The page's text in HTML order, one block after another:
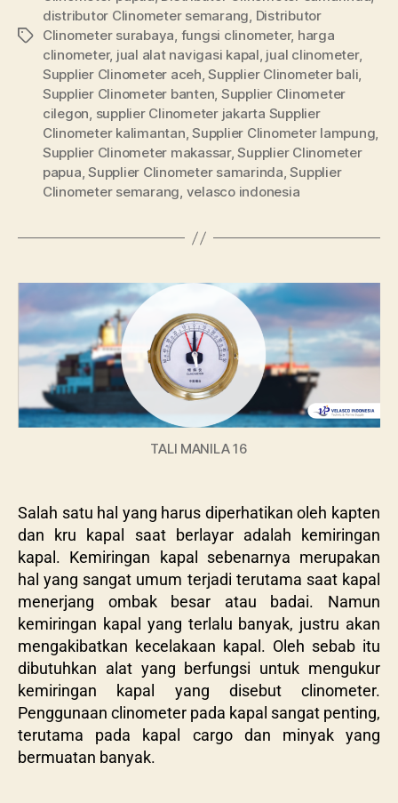
distributor Clinometer semarang, Distributor
Clinometer surabaya, fungsi clinometer, harga
clinometer, jual alat navigasi kapal, jual clinometer,
Supplier Clinometer aceh,Supplier Clinometer bali,
Supplier Clinometer banten, Supplier Clinometer
cilegon, supplier Clinometer jakarta Supplier
Clinometer kalimantan,Supplier Clinometer lampung,
Supplier Clinometer makassar,Supplier Clinometer
papua,Supplier Clinometer samarinda,Supplier
Clinometer semarang, velasco indonesia
TALI MANILA 16
Salah satu hal yang harus diperhatikan oleh kapten
dan kru kapal saat berlayar adalah kemiringan
kapal. Kemiringan kapal sebenarnya merupakan
hal yang sangat umum terjadi terutama saat kapal
menerjang ombak besar atau badai. Namun
kemiringan kapal yang terlalu banyak, justru akan
mengakibatkan kecelakaan kapal. Oleh sebab itu
dibutuhkan alat yang berfungsi untuk mengukur
kemiringan kapal yang disebut clinometer.
Penggunaan clinometer pada kapal sangat penting,
terutama pada kapal cargo dan minyak yang
bermuatan banyak.